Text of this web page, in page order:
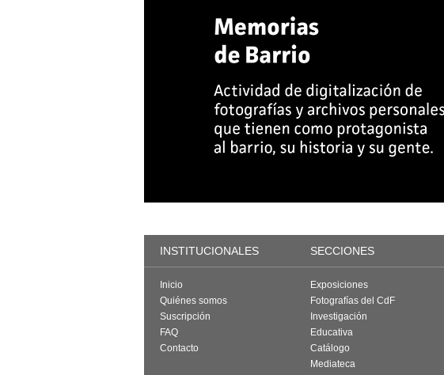
INSTITUCIONALES SECCIONES
Inicio
Quiénes somos
Suscripción
FAQ
Contacto
Exposiciones
Fotografías del CdF
Investigación
Educativa
Catálogo
Mediateca